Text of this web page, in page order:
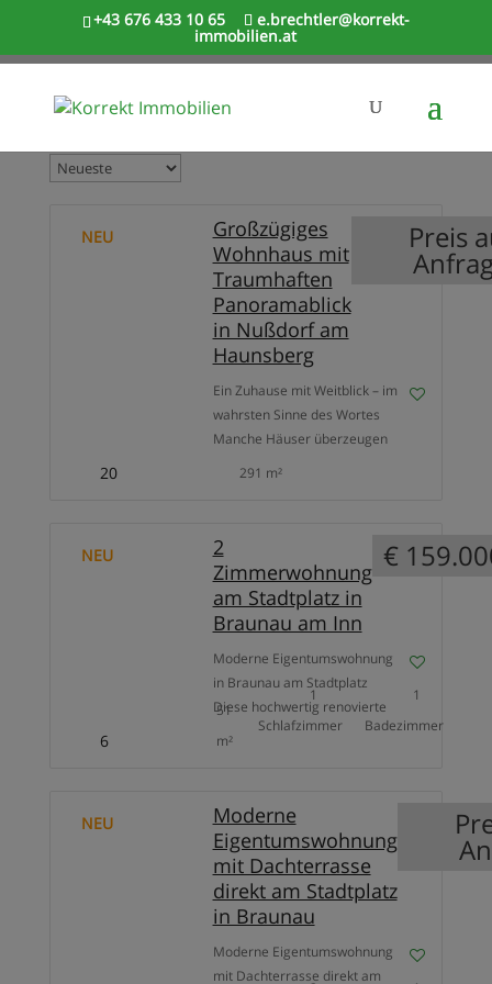
+43 676 433 10 65 e.brechtler@korrekt-
immobilien.at
NEU
20
Großzügiges
Wohnhaus mit
Traumhaften
Panoramablick
in Nußdorf am
Haunsberg
Preis
Ein Zuhause mit Weitblick – im
wahrsten Sinne des Wortes
Manche Häuser überzeugen
schönsten Wohnlagen von
Nußdorf am Haunsberg
erwartet Sie dieses
großzügige Wohnhaus mit
rund 291 m² Wohnfläche auf
einem 1.009 m² großen
Grundstück. Die […]
291 m²
NEU
6
2
Zimmerwohnung
am Stadtplatz in
Braunau am Inn
€
Moderne Eigentumswohnung
in Braunau am Stadtplatz
Diese hochwertig renovierte
Eigentumswohnung
durch eine durchdachte
Raumaufteilung. Der Lift
bringt Sie bequem direkt bis
vor die Wohnungstür.
Highlights: Wohnfläche: 51,22
m² Kellerabteil: 3,77 m² 4.
Stock mit Lift bis zur Wohnung
Neu renoviert Hochwertige
51
m²
1
Schlafzimmer
1
Badezimmer
NEU
Moderne
Eigentumswohnung
mit Dachterrasse
direkt am Stadtplatz
in Braunau
Moderne Eigentumswohnung
mit Dachterrasse direkt am